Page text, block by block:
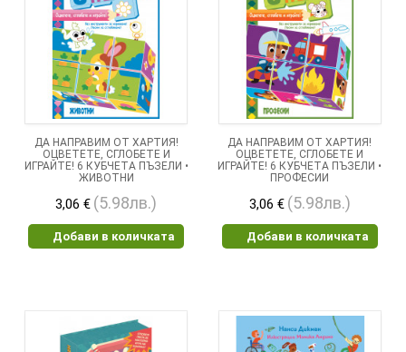
ДА НАПРАВИМ ОТ ХАРТИЯ!
ОЦВЕТЕТЕ, СГЛОБЕТЕ И
ИГРАЙТЕ! 6 КУБЧЕТА ПЪЗЕЛИ •
ЖИВОТНИ
3,06 € (5.98лв.)
Добави в количката
ДА НАПРАВИМ ОТ ХАРТИЯ!
ОЦВЕТЕТЕ, СГЛОБЕТЕ И
ИГРАЙТЕ! 6 КУБЧЕТА ПЪЗЕЛИ •
ПРОФЕСИИ
3,06 € (5.98лв.)
Добави в количката